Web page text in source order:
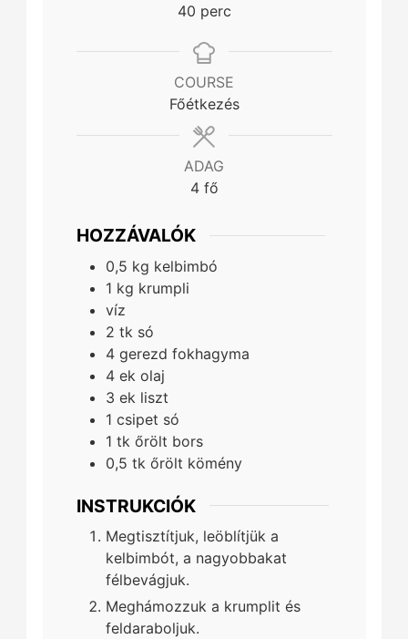
40minutes
perc
COURSE
Főétkezés
ADAG
4 fő
HOZZÁVALÓK
0,5 kg kelbimbó
1 kg krumpli
víz
2 tk só
4 gerezd fokhagyma
4 ek olaj
3 ek liszt
1 csipet só
1 tk őrölt bors
0,5 tk őrölt kömény
INSTRUKCIÓK
Megtisztítjuk, leöblítjük a
kelbimbót, a nagyobbakat
félbevágjuk.
Meghámozzuk a krumplit és
feldaraboljuk.